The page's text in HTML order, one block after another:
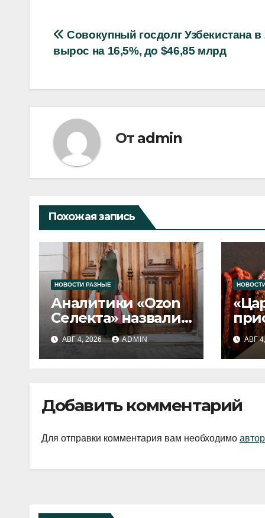
Навигация
по
записям
Совокупный госдолг Узбекистана в
вырос на 16,5%, до $46,85 млрд
От admin
Похожая запись
НОВОСТИ РАЗНЫЕ
Аналитики «Ozon
Селекта» назвали
fashion-тренды
2026 года
АВГ 4, 2026 ADMIN АВГ
Добавить комментарий
Для отправки комментария вам необходимо